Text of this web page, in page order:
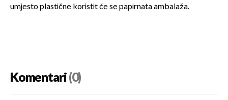
umjesto plastične koristit će se papirnata ambalaža.
Komentari(0)